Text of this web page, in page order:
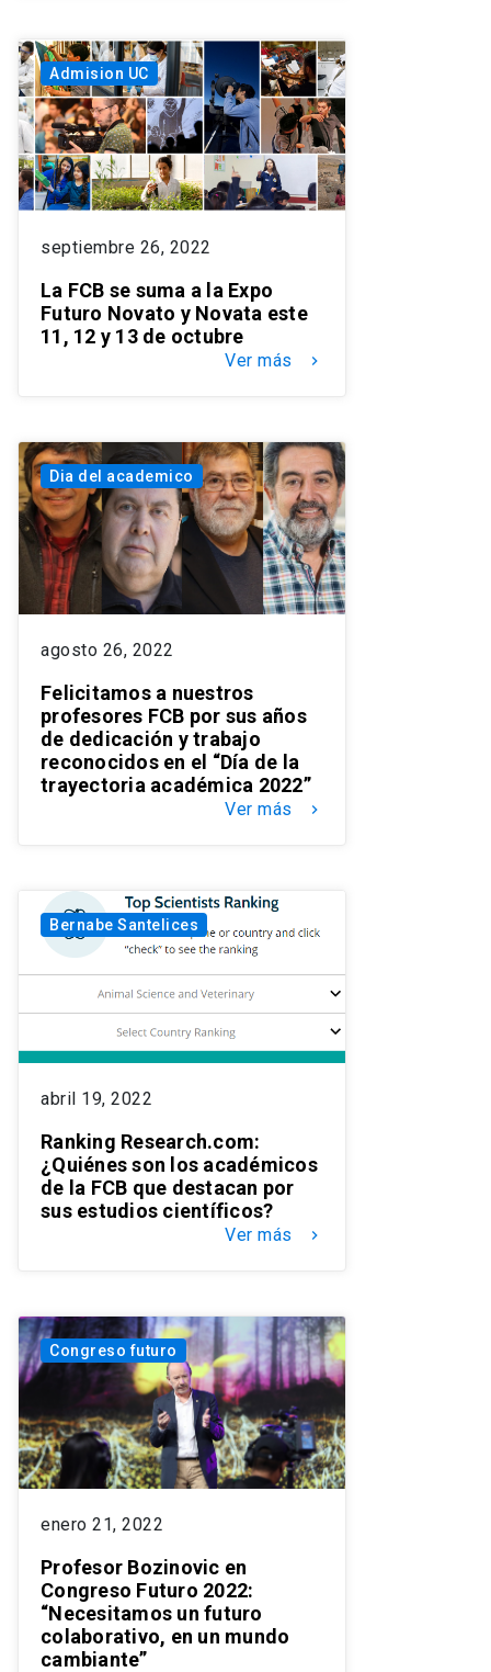
Admision UC
septiembre 26, 2022
La FCB se suma a la Expo
Futuro Novato y Novata este
11, 12 y 13 de octubre
Ver más keyboard_arrow_right
Dia del academico
agosto 26, 2022
Felicitamos a nuestros
profesores FCB por sus años
de dedicación y trabajo
reconocidos en el “Día de la
trayectoria académica 2022”
Ver más keyboard_arrow_right
Bernabe Santelices
abril 19, 2022
Ranking Research.com:
¿Quiénes son los académicos
de la FCB que destacan por
sus estudios científicos?
Ver más keyboard_arrow_right
Congreso futuro
enero 21, 2022
Profesor Bozinovic en
Congreso Futuro 2022:
“Necesitamos un futuro
colaborativo, en un mundo
cambiante”